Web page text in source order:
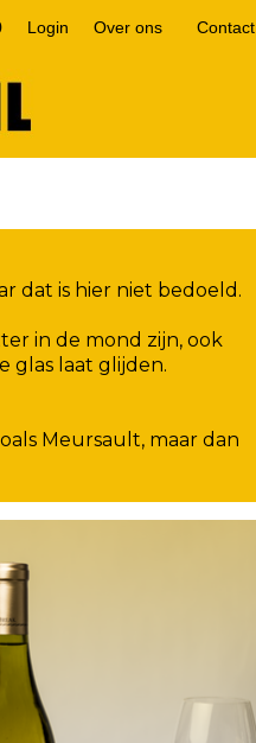
Contact
Over ons
Login
dat is hier niet bedoeld.
in de mond zijn, ook
glas laat glijden.
Meursault, maar dan